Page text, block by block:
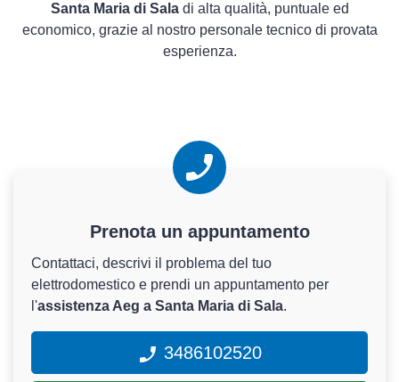
Santa Maria di Saladi alta qualità, puntuale ed
economico, grazie al nostro personale tecnico di provata
esperienza.
Prenota un appuntamento
Contattaci, descrivi il problema del tuo
elettrodomestico e prendi un appuntamento per
l'assistenza Aeg a Santa Maria di Sala.
3486102520